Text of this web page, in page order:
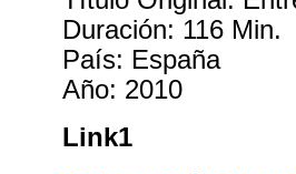
Duración: 116 Min.
País: España
Año: 2010
Link1